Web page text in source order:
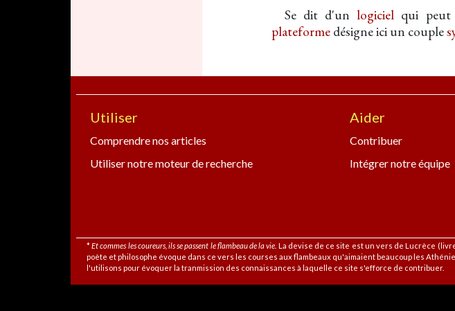
Se dit d'un logiciel qui peut
plateforme désigne ici un couple
Utiliser
Comprendre nos articles
Utiliser notre moteur de recherche
Aider
Contribuer
Intégrer notre équipe
*Et commes les coureurs, ils se passent le flambeau de la vie. La devise de ce site est un vers de Lucrèce
poète et philosophe évoque dans ce vers les courses aux flambeaux qu'aimaient beaucoup les
l'utilisons pour évoquer la tranmission des connaissances à laquelle ce site s'efforce de contribuer.